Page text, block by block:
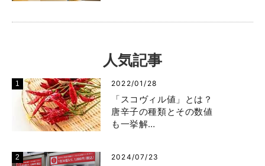
人気記事
2022/01/28
「スコヴィル値」とは？
唐辛子の種類とその数値
も一挙解…
2024/07/23